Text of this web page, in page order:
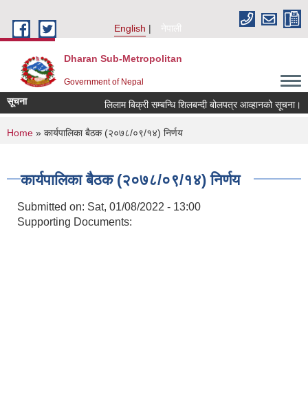
English
नेपाली
Dharan Sub-Metropolitan
Government of Nepal
सूचना लिलाम बिक्री सम्बन्धि शिलबन्दी बोलपत्र आव्हानको सूचना।
You are here
Home » कार्यपालिका बैठक (२०७८/०९/१४) निर्णय
कार्यपालिका बैठक (२०७८/०९/१४) निर्णय
Submitted on: Sat, 01/08/2022 - 13:00
Supporting Documents: